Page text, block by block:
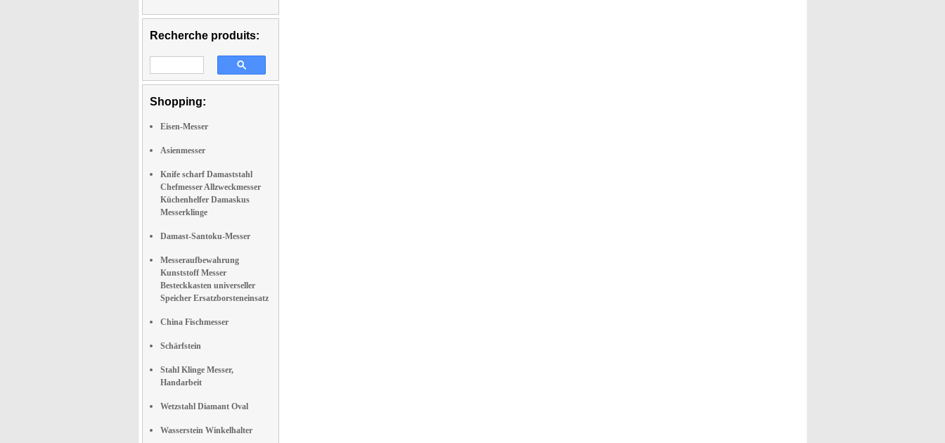
Recherche produits:
Shopping:
Eisen-Messer
Asienmesser
Knife scharf Damaststahl
Chefmesser Allzweckmesser
Küchenhelfer Damaskus
Messerklinge
Damast-Santoku-Messer
Messeraufbewahrung
Kunststoff Messer
Besteckkasten universeller
Speicher Ersatzborsteneinsatz
China Fischmesser
Schärfstein
Stahl Klinge Messer,
Handarbeit
Wetzstahl Diamant Oval
Wasserstein Winkelhalter